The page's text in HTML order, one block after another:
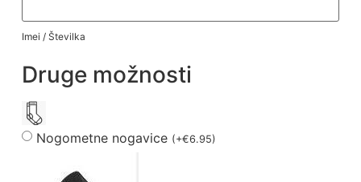
Imei / Številka
Druge možnosti
Nogometne nogavice (+€6.95)